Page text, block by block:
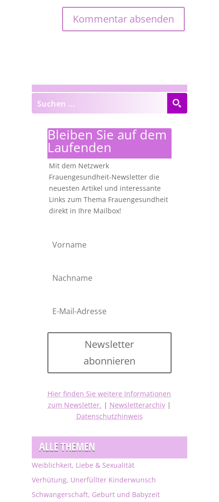
Bleiben Sie auf dem
Laufenden
Mit dem Netzwerk
Frauengesundheit-Newsletter die
neuesten Artikel und interessante
Links zum Thema Frauengesundheit
direkt in Ihre Mailbox!
Newsletter
abonnieren
Hier finden Sie weitere Informationen
zum Newsletter. | Newsletterarchiv|
Datenschutzhinweis
ALLE THEMEN
Weiblichkeit, Liebe & Sexualität
Verhütung, Unerfüllter Kinderwunsch
Schwangerschaft, Geburt und Babyzeit